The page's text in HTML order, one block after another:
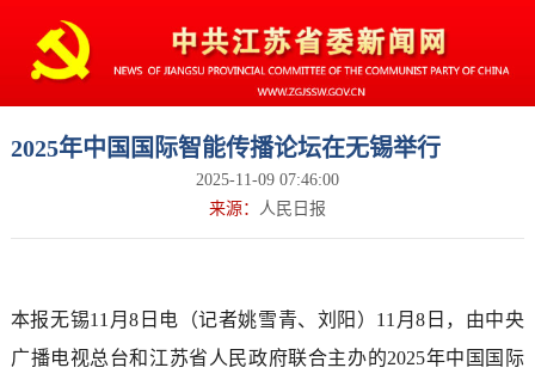
2025年中国国际智能传播论坛在无锡举行
2025-11-09 07:46:00
来源：
人民日报
本报无锡11月8日电（记者姚雪青、刘阳）11月8日，由中央
广播电视总台和江苏省人民政府联合主办的2025年中国国际